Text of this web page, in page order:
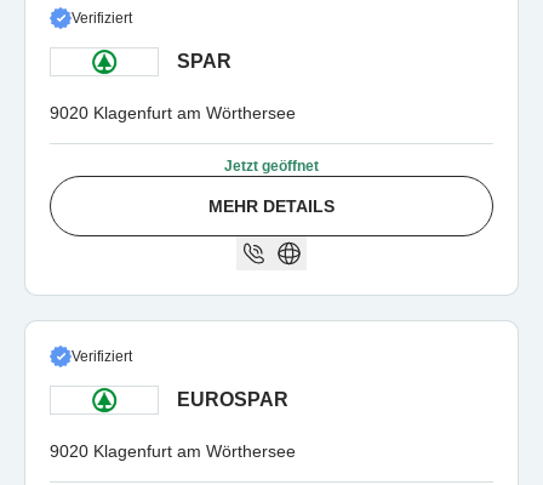
Verifiziert
SPAR
9020 Klagenfurt am Wörthersee
Jetzt geöffnet
MEHR DETAILS
Verifiziert
EUROSPAR
9020 Klagenfurt am Wörthersee